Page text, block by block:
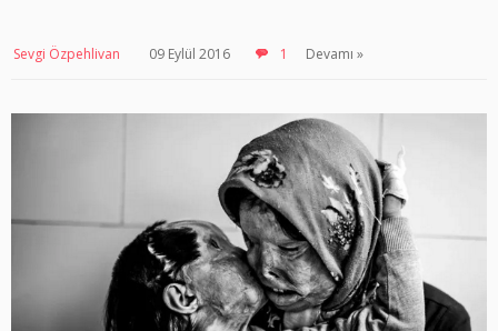
Sevgi Özpehlivan 09 Eylül 2016 1 Devamı »